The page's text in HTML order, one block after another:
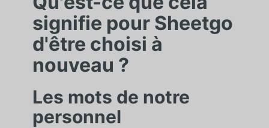
signifie pour Sheetgo
d'être choisi à
nouveau ?
Les mots de notre
personnel